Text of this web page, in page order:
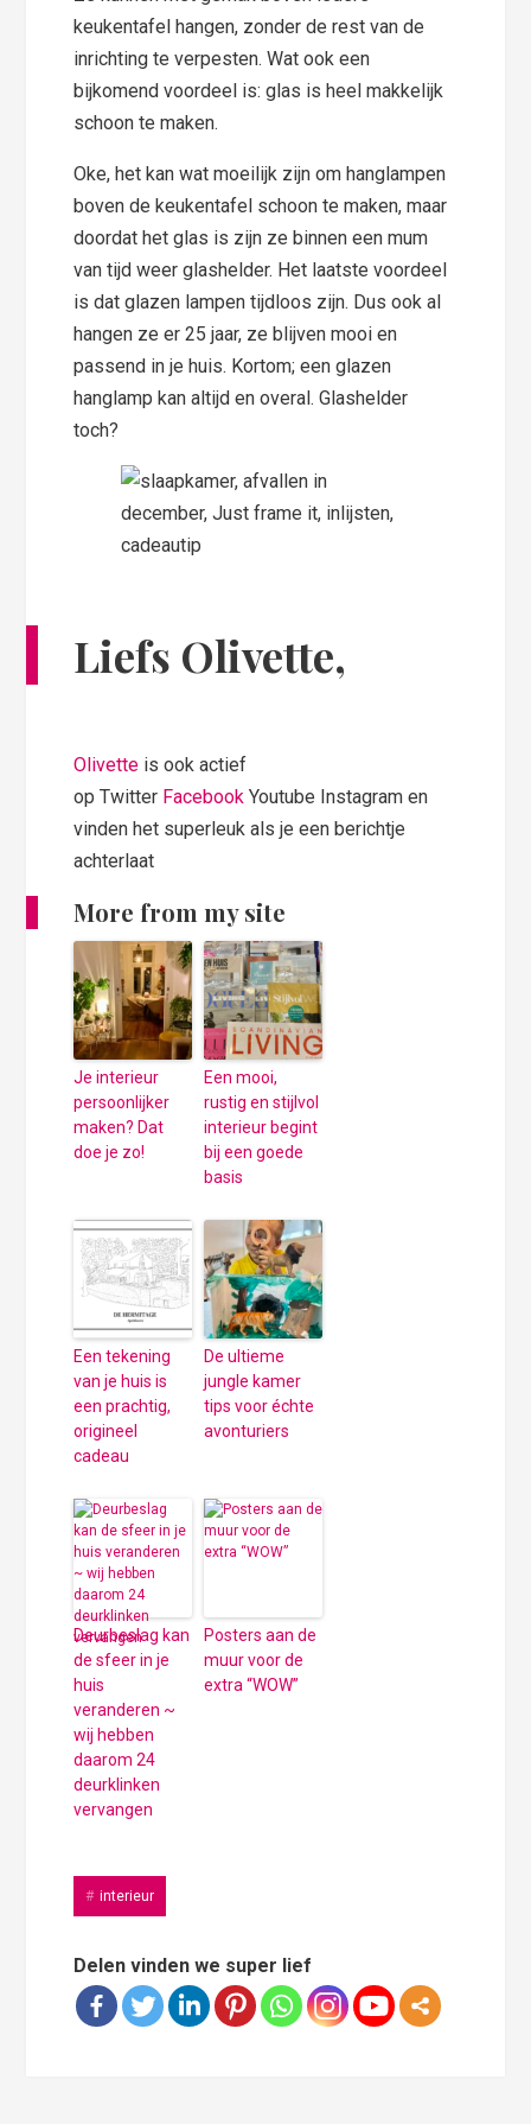
keukentafel hangen, zonder de rest van de
inrichting te verpesten. Wat ook een
bijkomend voordeel is: glas is heel makkelijk
schoon te maken.
Oke, het kan wat moeilijk zijn om hanglampen
boven de keukentafel schoon te maken, maar
doordat het glas is zijn ze binnen een mum
van tijd weer glashelder. Het laatste voordeel
is dat glazen lampen tijdloos zijn. Dus ook al
hangen ze er 25 jaar, ze blijven mooi en
passend in je huis. Kortom; een glazen
hanglamp kan altijd en overal. Glashelder
toch?
Liefs Olivette,
Olivette is ook actief
op Twitter Facebook Youtube Instagram en
vinden het superleuk als je een berichtje
achterlaat
More from my site
Je interieur
persoonlijker
maken? Dat
doe je zo!
Een mooi,
rustig en stijlvol
interieur begint
bij een goede
basis
Een tekening
van je huis is
een prachtig,
origineel
cadeau
De ultieme
jungle kamer
tips voor échte
avonturiers
Deurbeslag kan
de sfeer in je
huis
veranderen ~
wij hebben
daarom 24
deurklinken
vervangen
Posters aan de
muur voor de
extra “WOW”
interieur
Delen vinden we super lief